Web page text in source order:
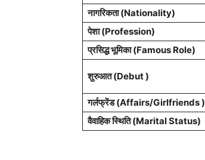
नागरिकता (Nationality)
पेशा (Profession)
प्रसिद्ध भूमिका (Famous Role)
शुरुआत (Debut )
गर्लफ्रेंड (Affairs/Girlfriends )
वैवाहिक स्थिति (Marital Status)